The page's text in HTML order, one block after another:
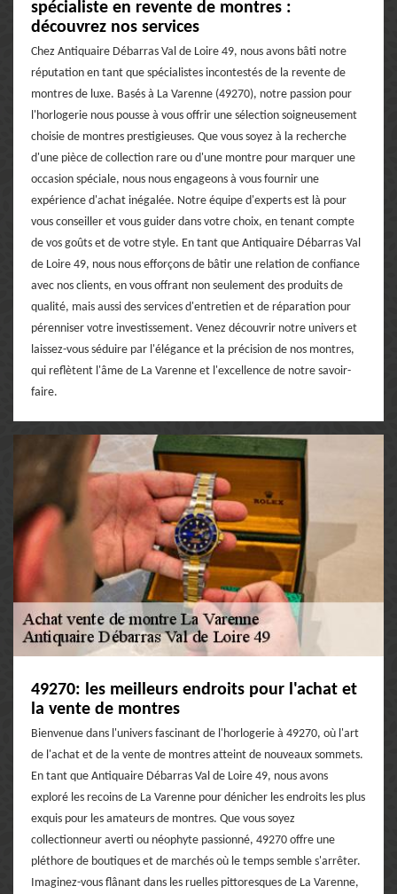
spécialiste en revente de montres :
découvrez nos services
Chez Antiquaire Débarras Val de Loire 49, nous avons bâti notre
réputation en tant que spécialistes incontestés de la revente de
montres de luxe. Basés à La Varenne (49270), notre passion pour
l'horlogerie nous pousse à vous offrir une sélection soigneusement
choisie de montres prestigieuses. Que vous soyez à la recherche
d'une pièce de collection rare ou d'une montre pour marquer une
occasion spéciale, nous nous engageons à vous fournir une
expérience d'achat inégalée. Notre équipe d'experts est là pour
vous conseiller et vous guider dans votre choix, en tenant compte
de vos goûts et de votre style. En tant que Antiquaire Débarras Val
de Loire 49, nous nous efforçons de bâtir une relation de confiance
avec nos clients, en vous offrant non seulement des produits de
qualité, mais aussi des services d'entretien et de réparation pour
pérenniser votre investissement. Venez découvrir notre univers et
laissez-vous séduire par l'élégance et la précision de nos montres,
qui reflètent l'âme de La Varenne et l'excellence de notre savoir-
faire.
49270: les meilleurs endroits pour l'achat et
la vente de montres
Bienvenue dans l'univers fascinant de l'horlogerie à 49270, où l'art
de l'achat et de la vente de montres atteint de nouveaux sommets.
En tant que Antiquaire Débarras Val de Loire 49, nous avons
exploré les recoins de La Varenne pour dénicher les endroits les plus
exquis pour les amateurs de montres. Que vous soyez
collectionneur averti ou néophyte passionné, 49270 offre une
pléthore de boutiques et de marchés où le temps semble s'arrêter.
Imaginez-vous flânant dans les ruelles pittoresques de La Varenne,